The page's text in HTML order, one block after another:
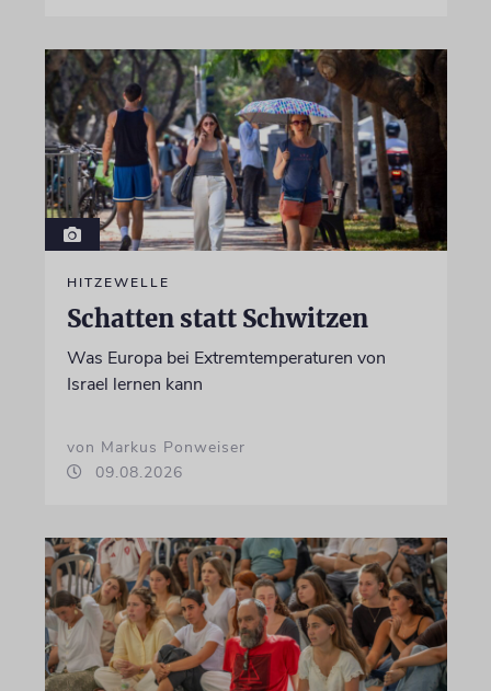
HITZEWELLE
Schatten statt Schwitzen
Was Europa bei Extremtemperaturen von
Israel lernen kann
von Markus Ponweiser
09.08.2026